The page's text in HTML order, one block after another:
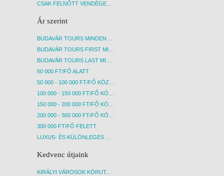
CSAK FELNŐTT VENDÉGEKET FOGADÓ SZÁLLÁSOK
Ár szerint
BUDAVÁR TOURS MINDEN AKCIÓS ÚT
BUDAVÁR TOURS FIRST MINUTE AKCIÓS UTAK
BUDAVÁR TOURS LAST MINUTE AKCIÓS UTAK
50 000 FT/FŐ ALATT
50 000 - 100 000 FT/FŐ KÖZÖTT
100 000 - 150 000 FT/FŐ KÖZÖTT
150 000 - 200 000 FT/FŐ KÖZÖTT
200 000 - 300 000 FT/FŐ KÖZÖTT
300 000 FT/FŐ FELETT
LUXUS- ÉS KÜLÖNLEGES UTAK
Kedvenc útjaink
KIRÁLYI VÁROSOK KÖRUTAZÁS KÖZVETLEN REPÜLŐJÁRATTAL - BUDAPEST, REPÜLŐ